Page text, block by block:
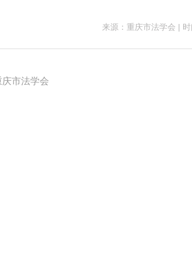
来源：重庆市法学会 |
市法学会